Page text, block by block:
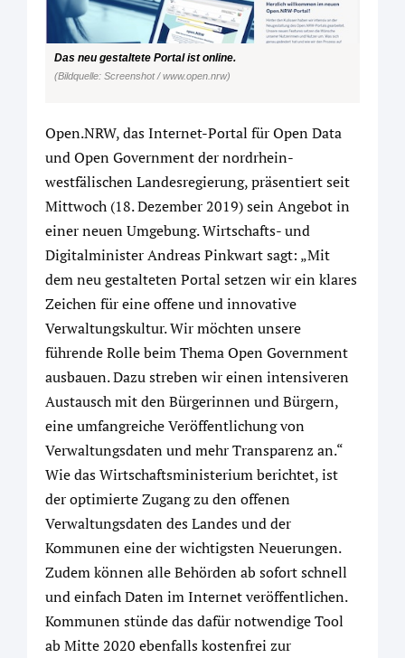
Das neu gestaltete Portal ist online.
(Bildquelle: Screenshot / www.open.nrw)
Open.NRW, das Internet-Portal für Open Data
und Open Government der nordrhein-
westfälischen Landesregierung, präsentiert seit
Mittwoch (18. Dezember 2019) sein Angebot in
einer neuen Umgebung. Wirtschafts- und
Digitalminister Andreas Pinkwart sagt: „Mit
dem neu gestalteten Portal setzen wir ein klares
Zeichen für eine offene und innovative
Verwaltungskultur. Wir möchten unsere
führende Rolle beim Thema Open Government
ausbauen. Dazu streben wir einen intensiveren
Austausch mit den Bürgerinnen und Bürgern,
eine umfangreiche Veröffentlichung von
Verwaltungsdaten und mehr Transparenz an.“
Wie das Wirtschaftsministerium berichtet, ist
der optimierte Zugang zu den offenen
Verwaltungsdaten des Landes und der
Kommunen eine der wichtigsten Neuerungen.
Zudem können alle Behörden ab sofort schnell
und einfach Daten im Internet veröffentlichen.
Kommunen stünde das dafür notwendige Tool
ab Mitte 2020 ebenfalls kostenfrei zur